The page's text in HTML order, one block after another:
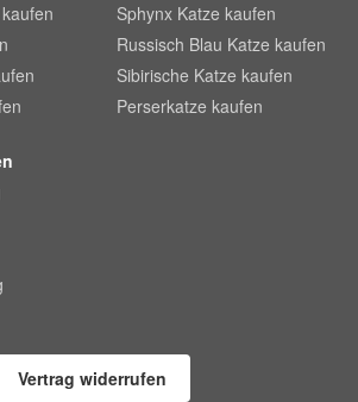
Sphynx Katze kaufen
Russisch Blau Katze kaufen
Sibirische Katze kaufen
Perserkatze kaufen
Vertrag widerrufen